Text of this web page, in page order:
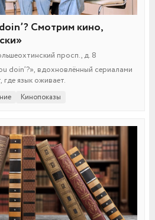
Смотрим кино,
просп., д. 8
doin’?», вдохновлённый сериалами
язык оживает.
Кинопоказы